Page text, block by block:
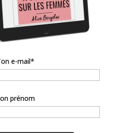
e-mail*
prénom